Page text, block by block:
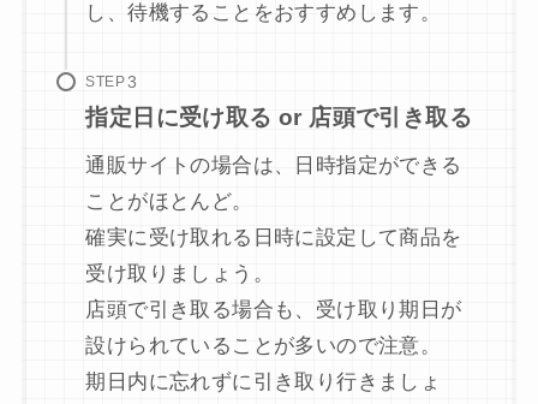
し、待機することをおすすめします。
STEP
指定日に受け取る or 店頭で引き取る
通販サイトの場合は、日時指定ができる
ことがほとんど。
確実に受け取れる日時に設定して商品を
受け取りましょう。
店頭で引き取る場合も、受け取り期日が
設けられていることが多いので注意。
期日内に忘れずに引き取り行きましょ